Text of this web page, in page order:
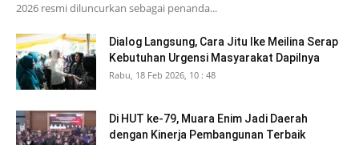
2026 resmi diluncurkan sebagai penanda...
Dialog Langsung, Cara Jitu Ike Meilina Serap
Kebutuhan Urgensi Masyarakat Dapilnya
Rabu, 18 Feb 2026, 10 : 48
Di HUT ke-79, Muara Enim Jadi Daerah
dengan Kinerja Pembangunan Terbaik